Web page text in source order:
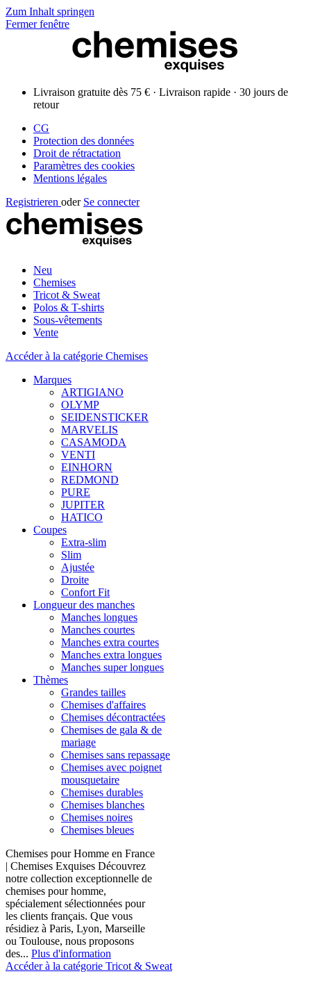
Zum Inhalt springen
Fermer fenêtre
Livraison gratuite dès 75 € · Livraison rapide · 30 jours de
retour
CG
Protection des données
Droit de rétractation
Paramètres des cookies
Mentions légales
Registrieren oder Se connecter
Neu
Chemises
Tricot & Sweat
Polos & T-shirts
Sous-vêtements
Vente
Accéder à la catégorie Chemises
Marques
ARTIGIANO
OLYMP
SEIDENSTICKER
MARVELIS
CASAMODA
VENTI
EINHORN
REDMOND
PURE
JUPITER
HATICO
Coupes
Extra-slim
Slim
Ajustée
Droite
Confort Fit
Longueur des manches
Manches longues
Manches courtes
Manches extra courtes
Manches extra longues
Manches super longues
Thèmes
Grandes tailles
Chemises d'affaires
Chemises décontractées
Chemises de gala & de
mariage
Chemises sans repassage
Chemises avec poignet
mousquetaire
Chemises durables
Chemises blanches
Chemises noires
Chemises bleues
Chemises pour Homme en France
| Chemises Exquises Découvrez
notre collection exceptionnelle de
chemises pour homme,
spécialement sélectionnées pour
les clients français. Que vous
résidiez à Paris, Lyon, Marseille
ou Toulouse, nous proposons
des... Plus d'information
Accéder à la catégorie Tricot & Sweat